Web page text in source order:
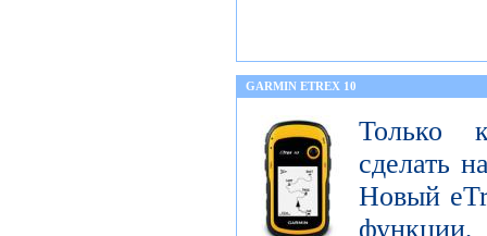
GARMIN ETREX 10
Только
сделать
Новый